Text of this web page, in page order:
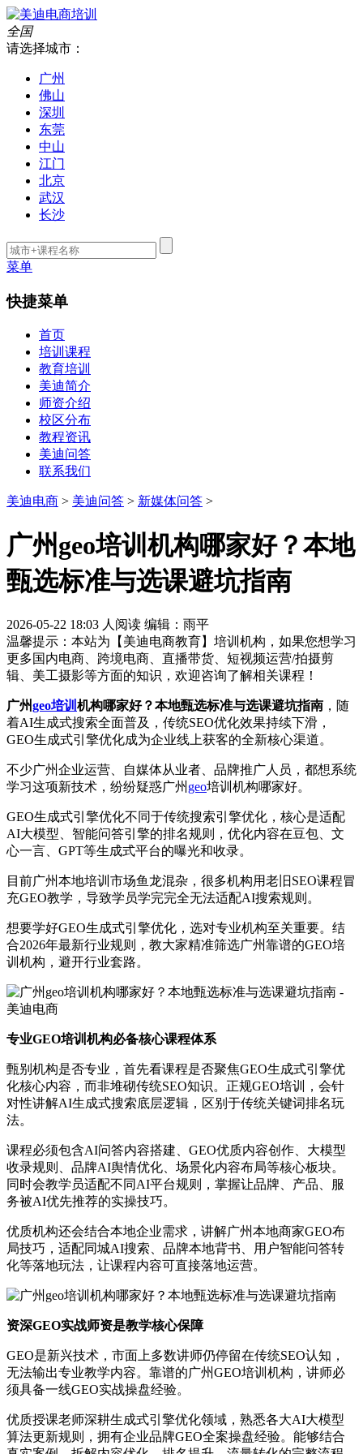
全国
请选择城市：
广州
佛山
深圳
东莞
中山
江门
北京
武汉
长沙
菜单
快捷菜单
首页
培训课程
教育培训
美迪简介
师资介绍
校区分布
教程资讯
美迪问答
联系我们
美迪电商 > 美迪问答 > 新媒体问答 >
广州geo培训机构哪家好？本地
甄选标准与选课避坑指南
2026-05-22 18:03 人阅读 编辑：雨平
温馨提示：本站为【美迪电商教育】培训机构，如果您想学习
更多国内电商、跨境电商、直播带货、短视频运营/拍摄剪
辑、美工摄影等方面的知识，欢迎咨询了解相关课程！
广州geo培训 机构哪家好？本地甄选标准与选课避坑指南 ，随
着AI生成式搜索全面普及，传统SEO优化效果持续下滑，
GEO生成式引擎优化成为企业线上获客的全新核心渠道。
不少广州企业运营、自媒体从业者、品牌推广人员，都想系统
学习这项新技术，纷纷疑惑广州 geo培训机构哪家好。
GEO生成式引擎优化不同于传统搜索引擎优化，核心是适配
AI大模型、智能问答引擎的排名规则，优化内容在豆包、文
心一言、GPT等生成式平台的曝光和收录。
目前广州本地培训市场鱼龙混杂，很多机构用老旧SEO课程冒
充GEO教学，导致学员学完完全无法适配AI搜索规则。
想要学好GEO生成式引擎优化，选对专业机构至关重要。结
合2026年最新行业规则，教大家精准筛选广州靠谱的GEO培
训机构，避开行业套路。
专业GEO培训机构必备核心课程体系
甄别机构是否专业，首先看课程是否聚焦GEO生成式引擎优
化核心内容，而非堆砌传统SEO知识。正规GEO培训，会针
对性讲解AI生成式搜索底层逻辑，区别于传统关键词排名玩
法。
课程必须包含AI问答内容搭建、GEO优质内容创作、大模型
收录规则、品牌AI舆情优化、场景化内容布局等核心板块。
同时会教学员适配不同AI平台规则，掌握让品牌、产品、服
务被AI优先推荐的实操技巧。
优质机构还会结合本地企业需求，讲解广州本地商家GEO布
局技巧，适配同城AI搜索、品牌本地背书、用户智能问答转
化等落地玩法，让课程内容可直接落地运营。
资深GEO实战师资是教学核心保障
GEO是新兴技术，市面上多数讲师仍停留在传统SEO认知，
无法输出专业教学内容。靠谱的广州GEO培训机构，讲师必
须具备一线GEO实战操盘经验。
优质授课老师深耕生成式引擎优化领域，熟悉各大AI大模型
算法更新规则，拥有企业品牌GEO全案操盘经验。能够结合